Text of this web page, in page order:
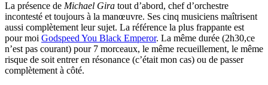
La présence de Michael Gira tout d’abord, chef d’orchestre
incontesté et toujours à la manœuvre. Ses cinq musiciens maîtrisent
aussi complètement leur sujet. La référence la plus frappante est
pour moi Godspeed You Black Emperor. La même durée (2h30,ce
n’est pas courant) pour 7 morceaux, le même recueillement, le même
risque de soit entrer en résonance (c’était mon cas) ou de passer
complètement à côté.